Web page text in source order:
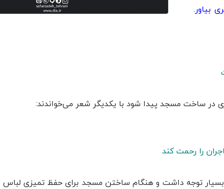
بیاور.
در ساخت مسجد پیدا شود با یکدیگر شعر می‌خواندند:
را رحمت کند
توجه داشت و هنگام ساختن مسجد برای حفظ تمیزی لباس از